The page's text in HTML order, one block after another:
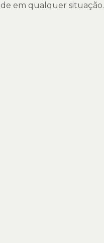
em qualquer situação.